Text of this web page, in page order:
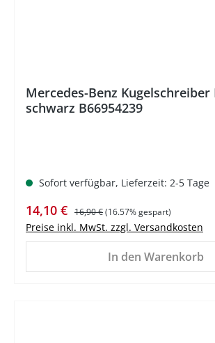
Mercedes-Benz Kugelschreiber
schwarz B66954239
Sofort verfügbar, Lieferzeit: 2-5 Tage
Verkaufspreis:
14,10 € Regulärer Preis:
16,90 €(16.57% gespart)
Preise inkl. MwSt. zzgl. Versandkosten
In den Warenkorb